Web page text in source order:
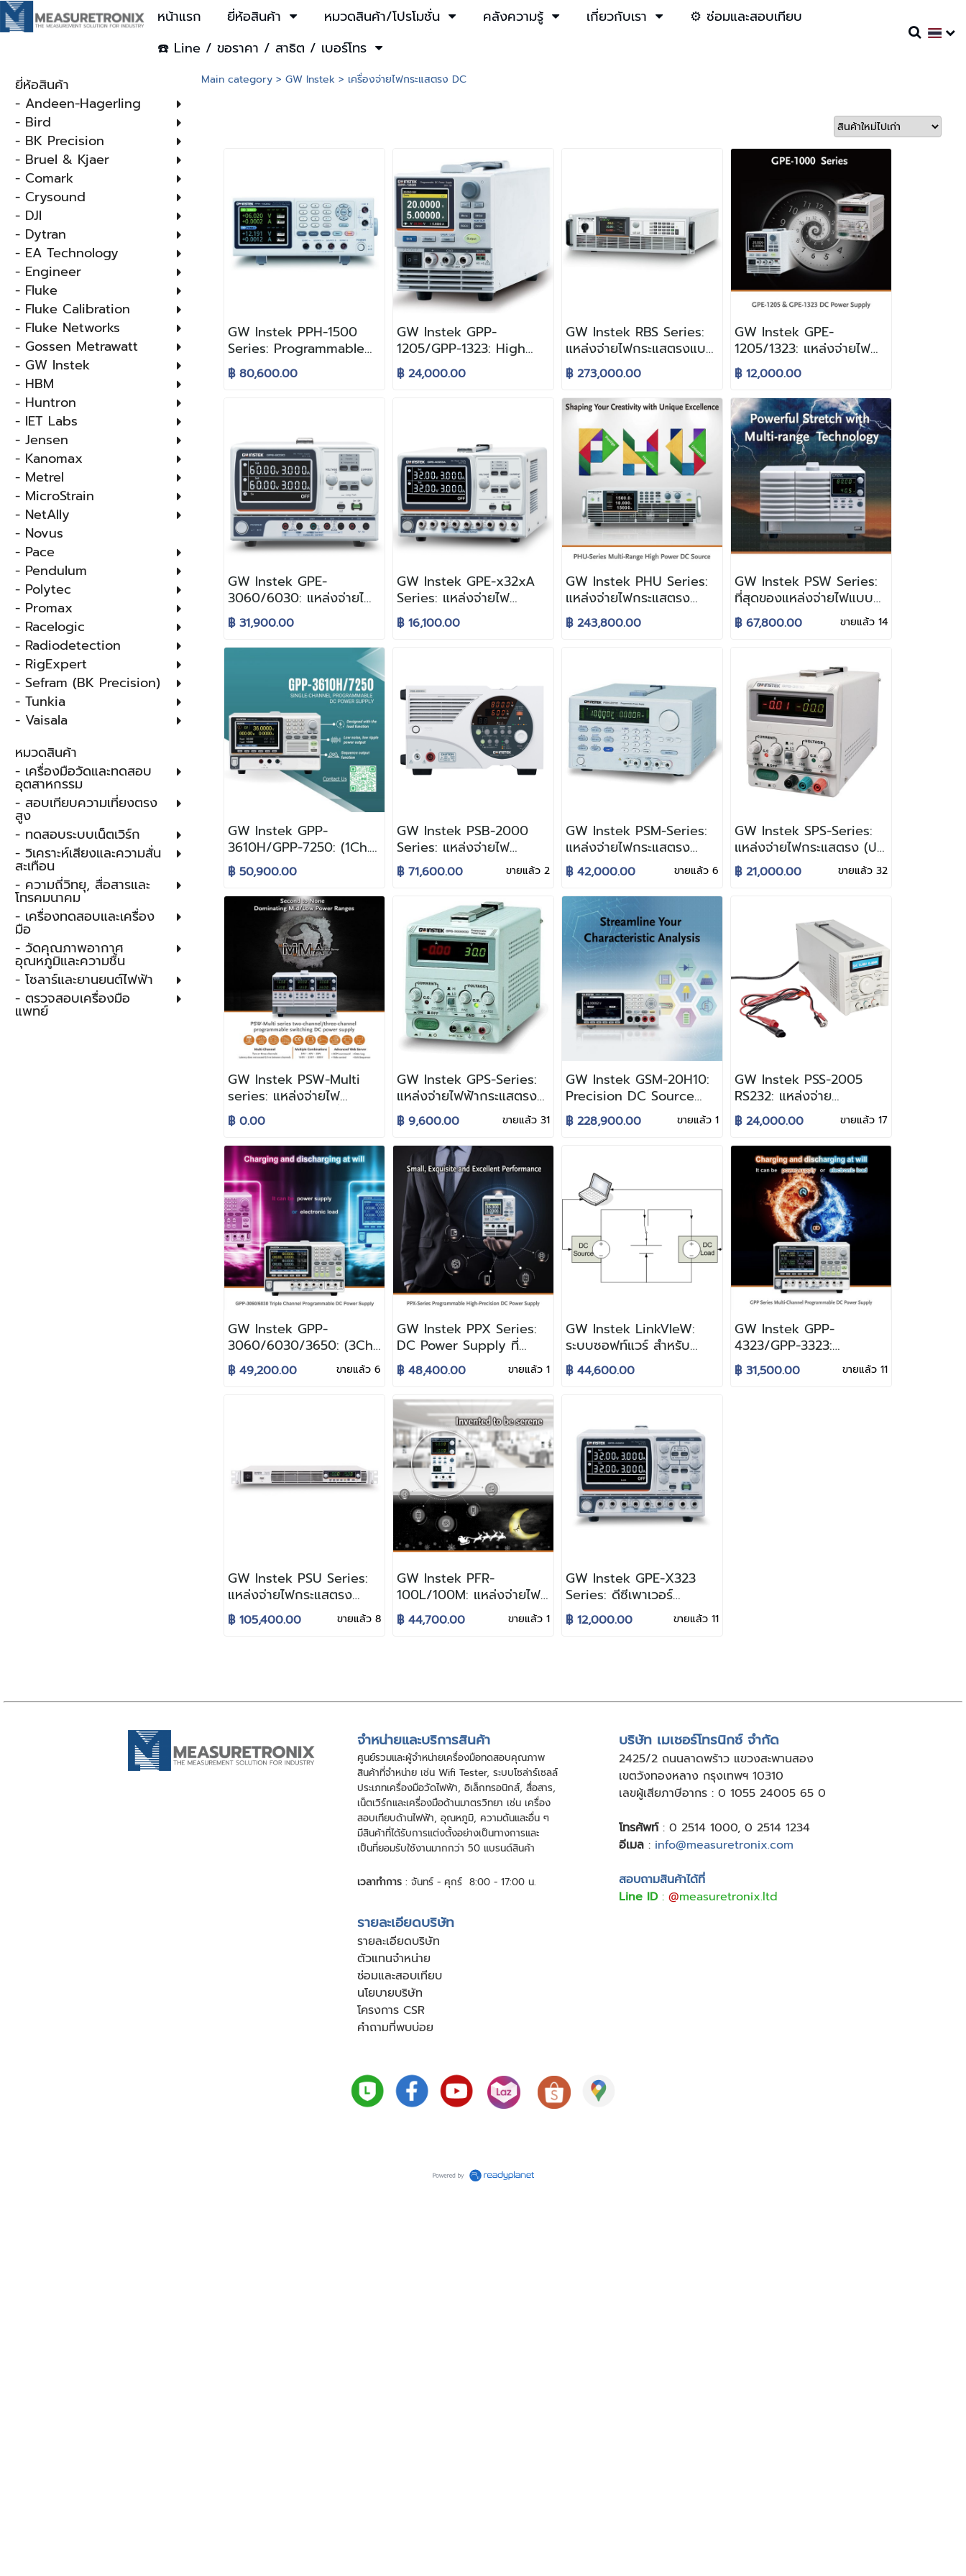
หน้าแรก ยี่ห้อสินค้า หมวดสินค้า/โปรโมชั่น คลังความรู้ เกี่ยวกับเรา
⚙️ ซ่อมและสอบเทียบ
☎️ Line / ขอราคา / สาธิต / เบอร์โทร
ยี่ห้อสินค้า
- Andeen-Hagerling
- Bird
- BK Precision
- Bruel & Kjaer
- Comark
- Crysound
- DJI
- Dytran
- EA Technology
- Engineer
- Fluke
- Fluke Calibration
- Fluke Networks
- Gossen Metrawatt
- GW Instek
- HBM
- Huntron
- IET Labs
- Jensen
- Kanomax
- Metrel
- MicroStrain
- NetAlly
- Novus
- Pace
- Pendulum
- Polytec
- Promax
- Racelogic
- Radiodetection
- RigExpert
- Sefram (BK Precision)
- Tunkia
- Vaisala
หมวดสินค้า
- เครื่องมือวัดและทดสอบ
อุตสาหกรรม
- สอบเทียบความเที่ยงตรง
สูง
- ทดสอบระบบเน็ตเวิร์ก
- วิเคราะห์เสียงและความสั่น
สะเทือน
- ความถี่วิทยุ, สื่อสารและ
โทรคมนาคม
- เครื่องทดสอบและเครื่อง
มือ
- วัดคุณภาพอากาศ
อุณหภูมิและความชื้น
- โซลาร์และยานยนต์ไฟฟ้า
- ตรวจสอบเครื่องมือ
แพทย์
Main category> GW Instek > เครื่องจ่ายไฟกระแสตรง DC
GW Instek PPH-1500
Series: Programmable
High Precision DC
Power Supply สำหรับงาน
฿ 80,600.00
GW Instek GPP-
1205/GPP-1323: High
Precision Programmable
DC Power Supply สำหรับ
฿ 24,000.00
GW Instek RBS Series:
แหล่งจ่ายไฟกระแสตรงแบบ
สองทิศทาง
(Regenerative
Bidirectional DC Power
Supply) สำหรับงานทดสอบ
และพัฒนาผลิตภัณฑ์ไฟฟ้า
฿ 273,000.00
GW Instek GPE-
1205/1323: แหล่งจ่ายไฟ
Linear ความละเอียดสูง
สำหรับงานวัดที่ต้องการ
ความนิ่งและแม่นยำ
฿ 12,000.00
GW Instek GPE-
3060/6030: แหล่งจ่ายไฟ
กระแสตรง 3 ช่องสัญญาณ
รุ่นประหยัดพลังงาน ความ
ละเอียดสูง สำหรับงานวิจัย
฿ 31,900.00
GW Instek GPE-x32xA
Series: แหล่งจ่ายไฟ
กระแสตรง หลายช่อง
สัญญาณ
฿ 16,100.00
GW Instek PHU Series:
แหล่งจ่ายไฟกระแสตรง
15kW ขนาดกะทัดรัด รองรับ
Adaptive Parallel สูงสุด
฿ 243,800.00
GW Instek PSW Series:
ที่สุดของแหล่งจ่ายไฟแบบ
ปรับค่าได้ สำหรับทุกความ
ต้องการ (Single Unit,
฿ 67,800.00 ขายแล้ว 14
GW Instek GPP-
3610H/GPP-7250: (1Ch.
ซีรีย์, 360วัตต์) แหล่งจ่าย
ไฟกระแสตรง แบบโปรแกรม
ได้ (จุดเด่น: V/A สูง)
฿ 50,900.00
GW Instek PSB-2000
Series: แหล่งจ่ายไฟ
กระแสตรง
ขนาด400/800วัตต์ แบบ
โปรแกรมได้ สำหรับมืออาชีพ
฿ 71,600.00 ขายแล้ว 2
GW Instek PSM-Series:
แหล่งจ่ายไฟกระแสตรง
ชนิดโปรแกรมได้ แบบ
Dual-Range สำหรับ
อุตสาหกรรมการผลิต
฿ 42,000.00 ขายแล้ว 6
GW Instek SPS-Series:
แหล่งจ่ายไฟกระแสตรง (ประ
เภทสวิตชิ่ง) ขนาด 360
วัตต์ สำหรับอุตสาหกรรม
฿ 21,000.00 ขายแล้ว 32
GW Instek PSW-Multi
series: แหล่งจ่ายไฟ
กระแสตรงซีรีย์ใหม่ ที่ผสม
ช่วงการวัดได้หลากหลาย
฿ 0.00
GW Instek GPS-Series:
แหล่งจ่ายไฟฟ้ากระแสตรง
แบบสวิตชิ่ง ขนาด 360
วัตต์
฿ 9,600.00 ขายแล้ว 31
GW Instek GSM-20H10:
Precision DC Source
Meter
฿ 228,900.00 ขายแล้ว 1
GW Instek PSS-2005
RS232: แหล่งจ่าย
ไฟฟ้ากระแสตรง ชนิดปรับ
ค่าได้
฿ 24,000.00 ขายแล้ว 17
GW Instek GPP-
3060/6030/3650: (3Ch.
ซีรีย์, 385วัตต์) แหล่งจ่าย
ไฟกระแสตรง แบบโปรแกรม
฿ 49,200.00 ขายแล้ว 6
GW Instek PPX Series:
DC Power Supply ที่
ออกแบบมาสำหรับงาน
ทดลอง IoT
฿ 48,400.00 ขายแล้ว 1
GW Instek LinkVIeW:
ระบบซอฟท์แวร์ สำหรับ
ทดสอบ Charge และ
Discharge สำหรับอุปกรณ์
฿ 44,600.00
GW Instek GPP-
4323/GPP-3323:
Programmable DC
Source + DC Electronic
฿ 31,500.00 ขายแล้ว 11
GW Instek PSU Series:
แหล่งจ่ายไฟกระแสตรง
โปรแกรมได้ (จุดเด่น: พาว
เวอร์สูง)
฿ 105,400.00 ขายแล้ว 8
GW Instek PFR-
100L/100M: แหล่งจ่ายไฟ
กระแสตรง โปรแกรมได้ (จุด
เด่น: ทำงานเงียบ)
฿ 44,700.00 ขายแล้ว 1
GW Instek GPE-X323
Series: ดีซีเพาเวอร์
ซัพพลายแบบลิเนียร์ หลาย
เอาต์พุต
฿ 12,000.00 ขายแล้ว 11
จําหน่ายและบริการสินค้า
ศูนย์รวมและผู้จําหน่ายเครื่องมือทดสอบคุณภาพ
สินค้าที่จําหน่าย เช่น Wifi Tester, ระบบโซล่าร์เซลล์
ประเภทเครื่องมือวัดไฟฟ้า, อิเล็กทรอนิกส์, สื่อสาร,
เน็ตเวิร์กและเครื่องมือด้านมาตรวิทยา เช่น เครื่อง
สอบเทียบด้านไฟฟ้า, อุณหภูมิ, ความดันและอื่น ๆ
มีสินค้าที่ได้รับการแต่งตั้งอย่างเป็นทางการและ
เป็นที่ยอมรับใช้งานมากกว่า 50 แบรนด์สินค้า
เวลาทำการ : จันทร์ - ศุกร์ 8:00 - 17:00 น.
บริษัท เมเชอร์โทรนิกซ์ จำกัด
2425/2 ถนนลาดพร้าว แขวงสะพานสอง
เขตวังทองหลาง กรุงเทพฯ 10310
เลขผู้เสียภาษีอากร : 0 1055 24005 65 0
โทรศัพท์: 0 2514 1000, 0 2514 1234
อีเมล : info@measuretronix.com
สอบถามสินค้าได้ที่
Line ID: @measuretronix.ltd
รายละเอียดบริษัท
รายละเอียดบริษัท
ตัวแทนจำหน่าย
ซ่อมและสอบเทียบ
นโยบายบริษัท
โครงการ CSR
คำถามที่พบบ่อย